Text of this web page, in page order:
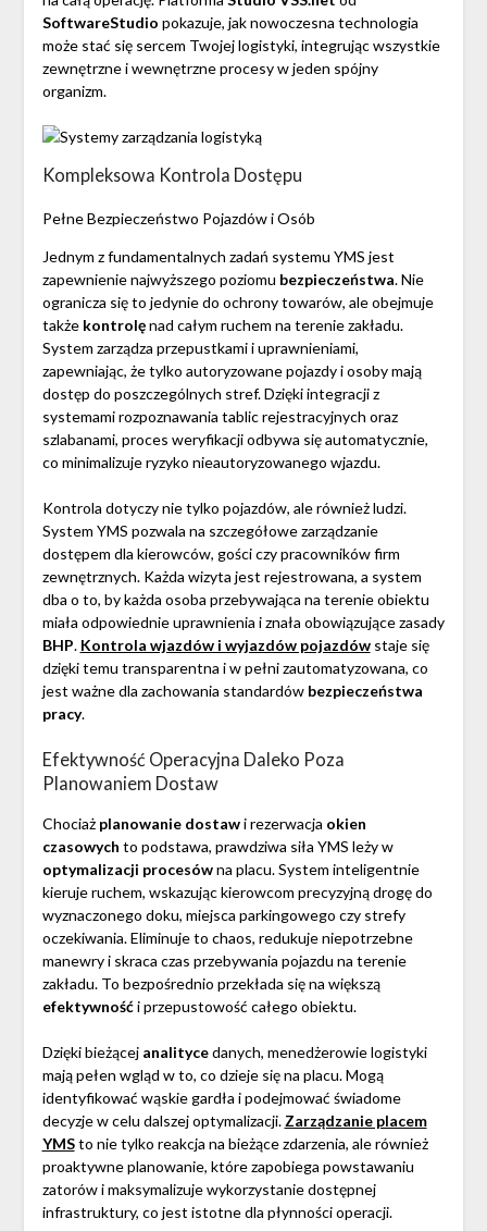
SoftwareStudio pokazuje, jak nowoczesna technologia
może stać się sercem Twojej logistyki, integrując wszystkie
zewnętrzne i wewnętrzne procesy w jeden spójny
organizm.
Kompleksowa Kontrola Dostępu
Pełne Bezpieczeństwo Pojazdów i Osób
Jednym z fundamentalnych zadań systemu YMS jest
zapewnienie najwyższego poziomu bezpieczeństwa. Nie
ogranicza się to jedynie do ochrony towarów, ale obejmuje
także kontrolęnad całym ruchem na terenie zakładu.
System zarządza przepustkami i uprawnieniami,
zapewniając, że tylko autoryzowane pojazdy i osoby mają
dostęp do poszczególnych stref. Dzięki integracji z
systemami rozpoznawania tablic rejestracyjnych oraz
szlabanami, proces weryfikacji odbywa się automatycznie,
co minimalizuje ryzyko nieautoryzowanego wjazdu.
Kontrola dotyczy nie tylko pojazdów, ale również ludzi.
System YMS pozwala na szczegółowe zarządzanie
dostępem dla kierowców, gości czy pracowników firm
zewnętrznych. Każda wizyta jest rejestrowana, a system
dba o to, by każda osoba przebywająca na terenie obiektu
miała odpowiednie uprawnienia i znała obowiązujące zasady
BHP. Kontrola wjazdów i wyjazdów pojazdówstaje się
dzięki temu transparentna i w pełni zautomatyzowana, co
jest ważne dla zachowania standardów bezpieczeństwa
pracy.
Efektywność Operacyjna Daleko Poza
Planowaniem Dostaw
Chociaż planowanie dostawi rezerwacja okien
czasowych to podstawa, prawdziwa siła YMS leży w
optymalizacji procesówna placu. System inteligentnie
kieruje ruchem, wskazując kierowcom precyzyjną drogę do
wyznaczonego doku, miejsca parkingowego czy strefy
oczekiwania. Eliminuje to chaos, redukuje niepotrzebne
manewry i skraca czas przebywania pojazdu na terenie
zakładu. To bezpośrednio przekłada się na większą
efektywnośći przepustowość całego obiektu.
Dzięki bieżącej analitycedanych, menedżerowie logistyki
mają pełen wgląd w to, co dzieje się na placu. Mogą
identyfikować wąskie gardła i podejmować świadome
decyzje w celu dalszej optymalizacji. Zarządzanie placem
YMSto nie tylko reakcja na bieżące zdarzenia, ale również
proaktywne planowanie, które zapobiega powstawaniu
zatorów i maksymalizuje wykorzystanie dostępnej
infrastruktury, co jest istotne dla płynności operacji.